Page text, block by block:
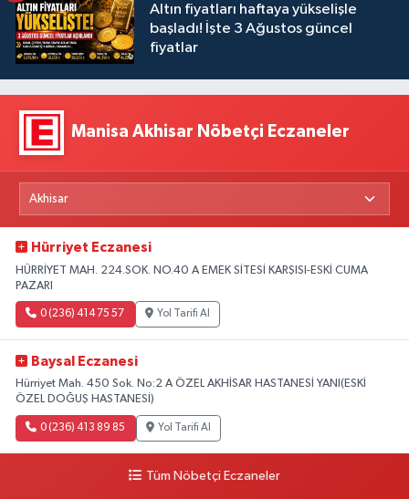
Altın fiyatları haftaya yükselişle
başladı! İşte 3 Ağustos güncel
fiyatlar
Manisa Akhisar Nöbetçi Eczaneler
Hürriyet Eczanesi
HÜRRİYET MAH. 224.SOK. NO.40 A EMEK SİTESİ KARŞISI-ESKİ CUMA
PAZARI
0 (236) 414 75 57 Yol Tarifi Al
Baysal Eczanesi
Hürriyet Mah. 450 Sok. No:2 A ÖZEL AKHİSAR HASTANESİ YANI(ESKİ
ÖZEL DOĞUŞ HASTANESİ)
0 (236) 413 89 85 Yol Tarifi Al
Tüm Nöbetçi Eczaneler